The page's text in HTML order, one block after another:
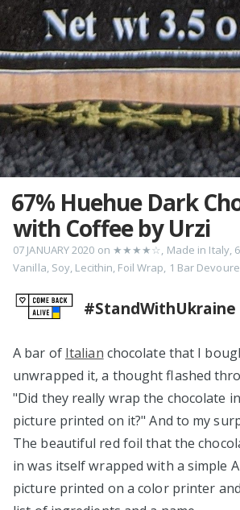
67% Huehue Dark
with Coffee by Urzi
07 JANUARY 2020 on ★★★★☆, Made in Italy,
Vanilla, Soy, Lecithin, Foil Wrap, 1 Bar
#StandWithUkraine
A bar of Italian chocolate that I
unwrapped it, a thought flashed
"Did they really wrap the chocolate
picture printed on it?" And to my
The beautiful red foil that the
in was itself wrapped with a simple
picture printed on a color printer